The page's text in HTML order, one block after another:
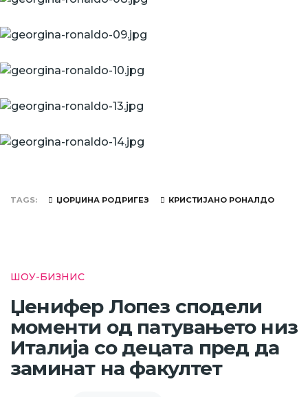
TAGS ЏОРЏИНА РОДРИГЕЗ КРИСТИЈАНО РОНАЛДО
ШОУ-БИЗНИС
Џенифер Лопез сподели
моменти од патувањето низ
Италија со децата пред да
заминат на факултет